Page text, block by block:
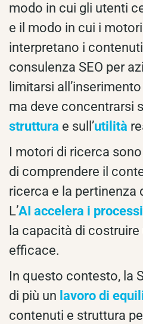
modo in cui gli utenti
e il modo in cui i
interpretano i
consulenza SEO per
limitarsi
ma deve concentrarsi
struttura e sull’utilità
I motori di ricerca
di comprendere il
ricerca e la pertinenza
L’AI accelera i processi
la capacità di
efficace.
In questo contesto, la
di più un lavoro di
contenuti e struttura